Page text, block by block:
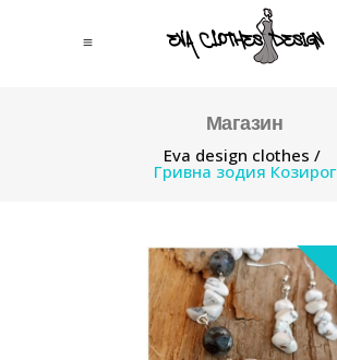
Магазин
Eva design clothes /
Гривна зодия Козирог